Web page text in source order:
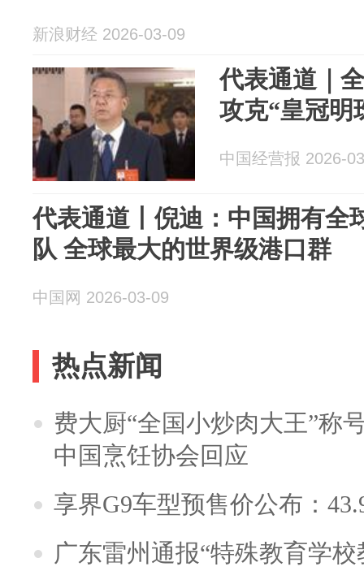
新浪财经 2026-03-09
代表通道｜
攻克“皇冠明
中国经营报 2026-
代表通道丨倪迪：中国拥有全
队 全球最大的世界级港口群
中国网 2026-03-09
热点新闻
费大厨“全国小炒肉大王”称
中国烹饪协会回应
享界G9车型预售价公布：
广东雷州通报“特殊教育学